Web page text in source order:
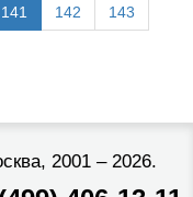
141 142 143
2001 – 2026.